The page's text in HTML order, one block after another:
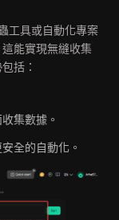
工具或自動化專案
能實現無縫收集
括：
集數據。
全的自動化。